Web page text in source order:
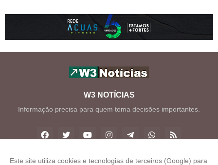
W3 NOTÍCIAS
Informação precisa para quem toma decisões importantes.
Este site utiliza cookies e tecnologias de terceiros (Google) para